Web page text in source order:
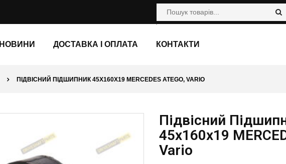
НОВИНИ ДОСТАВКА І ОПЛАТА КОНТАКТИ
ПІДВІСНИЙ ПІДШИПНИК 45X160X19 MERCEDES ATEGO, VARIO
Підвісний
45x160x19
Vario